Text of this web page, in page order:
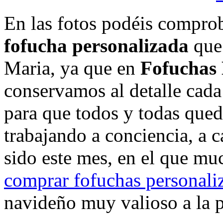
En las fotos podéis
fofucha personalizada
Maria, ya que en Fofuchas
conservamos al detalle
para que todos y todas
trabajando a conciencia, a
sido este mes, en el que
comprar fofuchas
navideño muy valioso a la